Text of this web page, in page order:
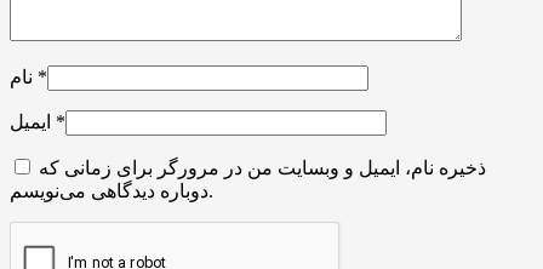
*
*
ذخیره نام، ایمیل و وبسایت من در مرورگر برای زمانی که
دوباره دیدگاهی می‌نویسم.